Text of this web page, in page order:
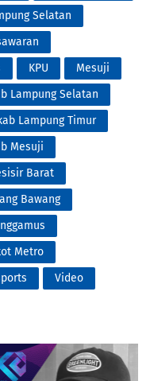
Selatan
KPU
Mesuji
Lampung Selatan
Lampung Timur
Mesuji
Barat
Bawang
Metro
Video